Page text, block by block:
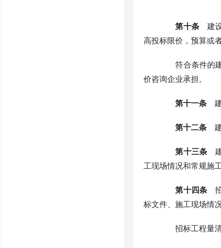
第十条建设
高投标限价，预算或
符合条件的建
价咨询企业承担。
第十一条 建
第十二条 建
第十三条 建
工现场情况和常规施
第十四条 招
标文件、施工现场情
招标工程量清